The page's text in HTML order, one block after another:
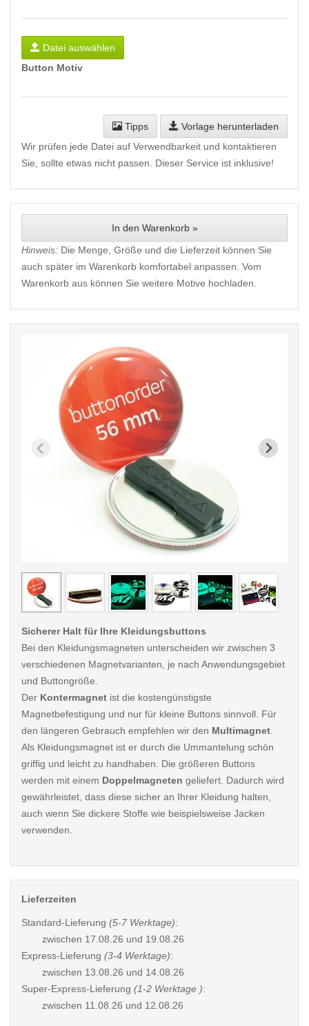
Datei auswählen
Button Motiv
Tipps
Vorlage herunterladen
Wir prüfen jede Datei auf Verwendbarkeit und kontaktieren
Sie, sollte etwas nicht passen. Dieser Service ist inklusive!
In den Warenkorb »
Hinweis: Die Menge, Größe und die Lieferzeit können Sie
auch später im Warenkorb komfortabel anpassen. Vom
Warenkorb aus können Sie weitere Motive hochladen.
< /picture>
Sicherer Halt für Ihre Kleidungsbuttons
Bei den Kleidungsmagneten unterscheiden wir zwischen 3
verschiedenen Magnetvarianten, je nach Anwendungsgebiet
und Buttongröße.
Der Kontermagnet ist die kostengünstigste
Magnetbefestigung und nur für kleine Buttons sinnvoll. Für
den längeren Gebrauch empfehlen wir den Multimagnet
Als Kleidungsmagnet ist er durch die Ummantelung schön
griffig und leicht zu handhaben. Die größeren Buttons
werden mit einem Doppelmagneten geliefert. Dadurch wird
gewährleistet, dass diese sicher an Ihrer Kleidung halten,
auch wenn Sie dickere Stoffe wie beispielsweise Jacken
verwenden.
Lieferzeiten
Standard-Lieferung (5-7 Werktage):
zwischen 17.08.26 und 19.08.26
Express-Lieferung (3-4 Werktage):
zwischen 13.08.26 und 14.08.26
Super-Express-Lieferung (1-2 Werktage ):
zwischen 11.08.26 und 12.08.26